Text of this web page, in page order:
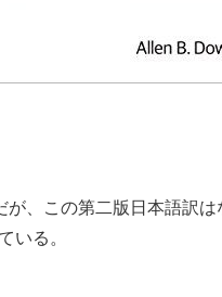
が、この第二版日本語訳
いる。